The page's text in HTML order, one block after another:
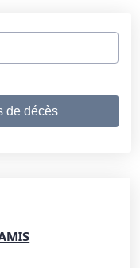
de décès